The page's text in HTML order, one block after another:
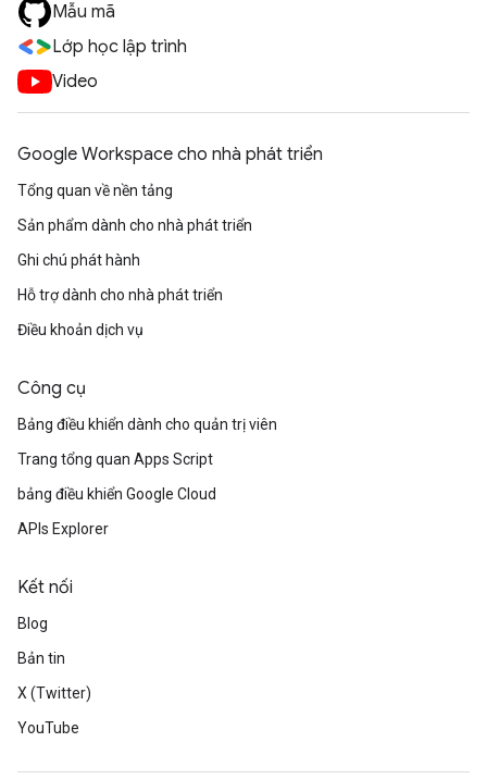
Mẫu mã
Lớp học lập trình
Video
Google Workspace cho nhà phát triển
Tổng quan về nền tảng
Sản phẩm dành cho nhà phát triển
Ghi chú phát hành
Hỗ trợ dành cho nhà phát triển
Điều khoản dịch vụ
Công cụ
Bảng điều khiển dành cho quản trị viên
Trang tổng quan Apps Script
bảng điều khiển Google Cloud
APIs Explorer
Kết nối
Blog
Bản tin
X (Twitter)
YouTube